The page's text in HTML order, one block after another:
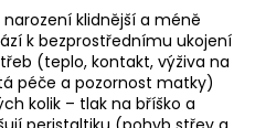
klidnější a méně
k bezprostřednímu ukojení
(teplo, kontakt, výživa na
péče a pozornost matky)
kolik – tlak na bříško a